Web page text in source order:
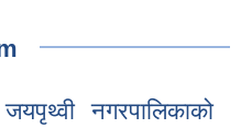
नगरपालिकाको